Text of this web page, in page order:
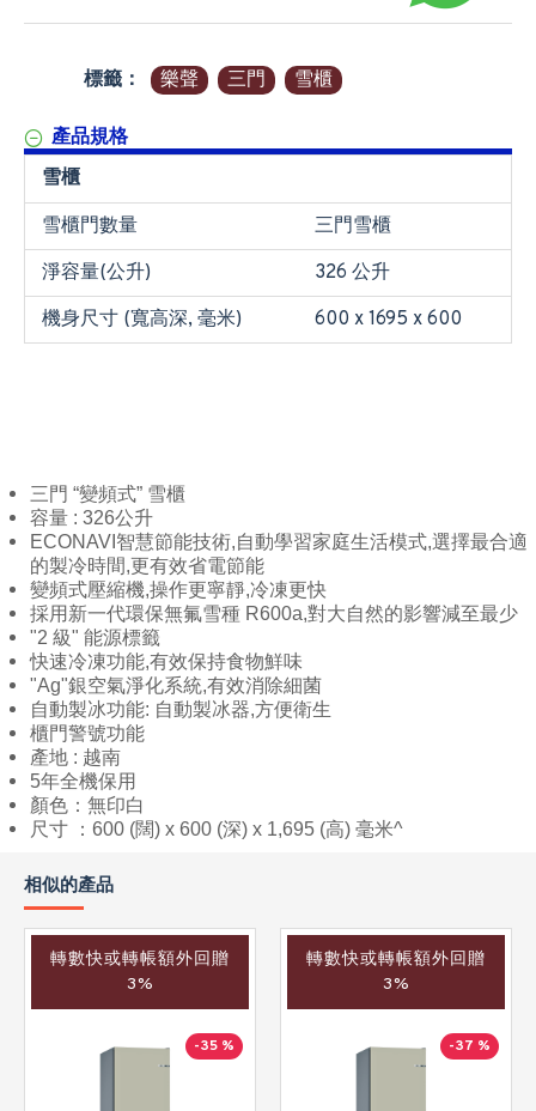
標籤： 樂聲 三門 雪櫃
產品規格
雪櫃
雪櫃門數量
三門雪櫃
淨容量(公升)
326 公升
機身尺寸 (寬高深, 毫米)
600 x 1695 x 600
三門 “變頻式” 雪櫃
容量 : 326公升
ECONAVI智慧節能技術,自動學習家庭生活模式,選擇最合適
的製冷時間,更有效省電節能
變頻式壓縮機,操作更寧靜,冷凍更快
採用新一代環保無氟雪種 R600a,對大自然的影響減至最少
"2 級" 能源標籤
快速冷凍功能,有效保持食物鮮味
"Ag"銀空氣淨化系統,有效消除細菌
自動製冰功能: 自動製冰器,方便衛生
櫃門警號功能
產地 : 越南
5年全機保用
顏色：無印白
尺寸 ：600 (闊) x 600 (深) x 1,695 (高) 毫米^
相似的產品
轉數快或轉帳額外回贈
3%
-35 %
轉數快或轉帳額外回贈
3%
-37 %